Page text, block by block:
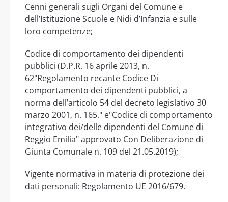
Cenni generali sugli Organi del Comune e
dell’Istituzione Scuole e Nidi d’Infanzia e sulle
loro competenze;
Codice di comportamento dei dipendenti
pubblici (D.P.R. 16 aprile 2013, n.
62"Regolamento recante Codice Di
comportamento dei dipendenti pubblici, a
norma dell’articolo 54 del decreto legislativo 30
marzo 2001, n. 165." e"Codice di comportamento
integrativo dei/delle dipendenti del Comune di
Reggio Emilia" approvato Con Deliberazione di
Giunta Comunale n. 109 del 21.05.2019);
Vigente normativa in materia di protezione dei
dati personali: Regolamento UE 2016/679.